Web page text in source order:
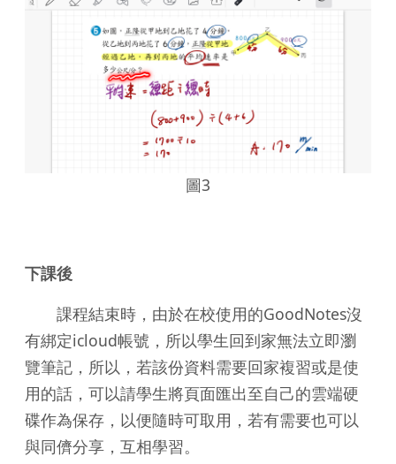
圖3
下課後
課程結束時，由於在校使用的GoodNotes沒
有綁定icloud帳號，所以學生回到家無法立即瀏
覽筆記，所以，若該份資料需要回家複習或是使
用的話，可以請學生將頁面匯出至自己的雲端硬
碟作為保存，以便隨時可取用，若有需要也可以
與同儕分享，互相學習。